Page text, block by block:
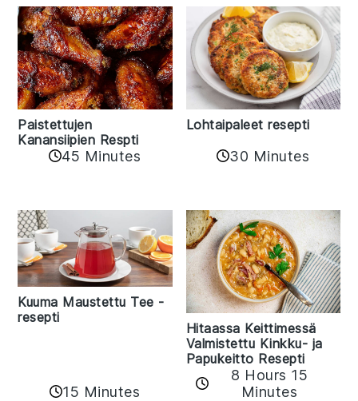
Paistettujen
Kanansiipien Respti
45 Minutes
Lohtaipaleet resepti
30 Minutes
Kuuma Maustettu Tee -
resepti
15 Minutes
Hitaassa Keittimessä
Valmistettu Kinkku- ja
Papukeitto Resepti
8 Hours 15
Minutes